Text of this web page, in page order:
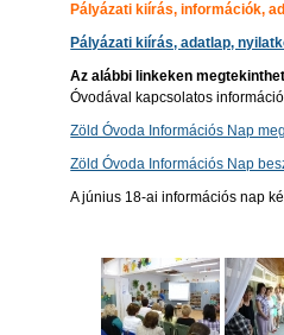
Pályázati kiírás, információk,
Pályázati kiírás, adatlap,
Az alábbi linkeken
Óvodával kapcsolatos
Zöld Óvoda Információs Nap
Zöld Óvoda Információs Nap
A június 18-ai információs nap